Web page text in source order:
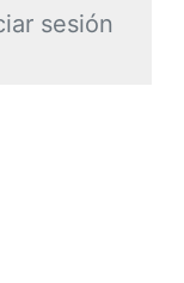
sesión